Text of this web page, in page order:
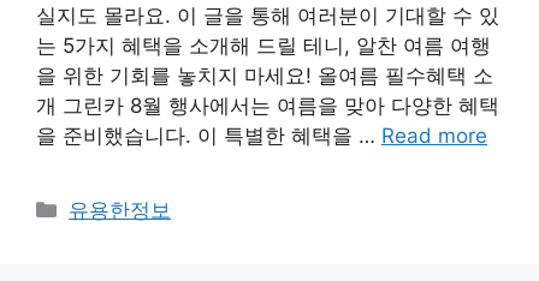
실지도 몰라요. 이 글을 통해 여러분이 기대할 수 있
는 5가지 혜택을 소개해 드릴 테니, 알찬 여름 여행
을 위한 기회를 놓치지 마세요! 올여름 필수혜택 소
개 그린카 8월 행사에서는 여름을 맞아 다양한 혜택
을 준비했습니다. 이 특별한 혜택을 … Read more
Categories
유용한정보